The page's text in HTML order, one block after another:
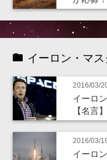
イーロン・マス
2016/03/
イーロ
【名言
2016/03/
イーロ